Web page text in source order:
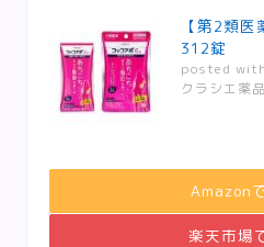
【第2類
312錠
posted with
クラシエ薬
Amazon
楽天市場